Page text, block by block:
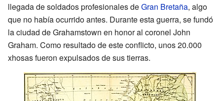
llegada de soldados profesionales deGran Bretaña, algo
que no había ocurrido antes. Durante esta guerra, se fundó
la ciudad de Grahamstown en honor al coronel John
Graham. Como resultado de este conflicto, unos 20.000
xhosas fueron expulsados de sus tierras.